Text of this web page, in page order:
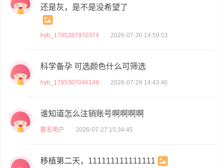
还是灰，是不是没希望了
hyb_1785387970374 2026-07-30 14:59:53
科学备孕 可选颜色什么可筛选
hyb_1785307046149 2026-07-29 14:43:46
谁知道怎么注销账号啊啊啊啊
匿名用户 2026-07-27 15:34:45
移植第二天，111111111111111